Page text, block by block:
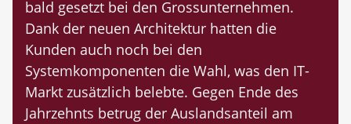
bald gesetzt bei den Grossunternehmen.
Dank der neuen Architektur hatten die
Kunden auch noch bei den
Systemkomponenten die Wahl, was den IT-
Markt zusätzlich belebte. Gegen Ende des
Jahrzehnts betrug der Auslandsanteil am